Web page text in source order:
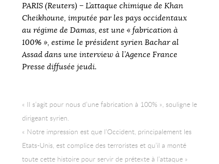
PARIS (Reuters) – L’attaque chimique de Khan
Cheikhoune, imputée par les pays occidentaux
au régime de Damas, est une « fabrication à
100% », estime le président syrien Bachar al
Assad dans une interview à l’Agence France
Presse diffusée jeudi.
« Il s’agit pour nous d’une fabrication à 100% », souligne le
dirigeant syrien.
« Notre impression est que l’Occident, principalement les
Etats-Unis, est complice des terroristes et qu’il a monté
toute cette histoire pour servir de prétexte à l’attaque »